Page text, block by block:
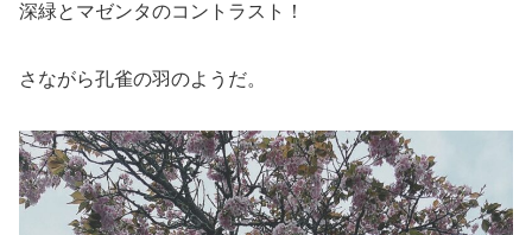
深緑とマゼンタのコントラスト！
さながら孔雀の羽のようだ。